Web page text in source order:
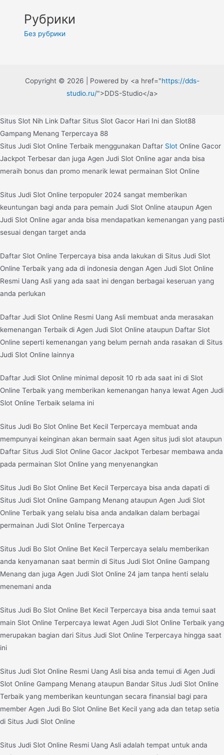
Рубрики
Без рубрики
Copyright © 2026 | Powered by <a href="https://dds-
studio.ru/">DDS-Studio</a>
Situs Slot Nih Link Daftar Situs Slot Gacor Hari Ini dan Slot88
Gampang Menang Terpercaya 88
Situs Judi Slot Online Terbaik menggunakan Daftar Slot Online Gacor
Jackpot Terbesar dan juga Agen Judi Slot Online agar anda bisa
meraih bonus dan promo menarik lewat permainan Slot Online
Situs Judi Slot Online terpopuler 2024 sangat memberikan
keuntungan bagi anda para pemain Judi Slot Online ataupun Agen
Judi Slot Online agar anda bisa mendapatkan kemenangan yang pasti
sesuai dengan target anda
Daftar Slot Online Terpercaya bisa anda lakukan di Situs Judi Slot
Online Terbaik yang ada di indonesia dengan Agen Judi Slot Online
Resmi Uang Asli yang ada saat ini dengan berbagai keseruan yang
anda perlukan
Daftar Judi Slot Online Resmi Uang Asli membuat anda merasakan
kemenangan Terbaik di Agen Judi Slot Online ataupun Daftar Slot
Online seperti kemenangan yang belum pernah anda rasakan di Situs
Judi Slot Online lainnya
Daftar Judi Slot Online minimal deposit 10 rb ada saat ini di Slot
Online Terbaik yang memberikan kemenangan hanya lewat Agen Judi
Slot Online Terbaik selama ini
Situs Judi Bo Slot Online Bet Kecil Terpercaya membuat anda
mempunyai keinginan akan bermain saat Agen situs judi slot ataupun
Daftar Situs Judi Slot Online Gacor Jackpot Terbesar membawa anda
pada permainan Slot Online yang menyenangkan
Situs Judi Bo Slot Online Bet Kecil Terpercaya bisa anda dapati di
Situs Judi Slot Online Gampang Menang ataupun Agen Judi Slot
Online Terbaik yang selalu bisa anda andalkan dalam berbagai
permainan Judi Slot Online Terpercaya
Situs Judi Bo Slot Online Bet Kecil Terpercaya selalu memberikan
anda kenyamanan saat bermin di Situs Judi Slot Online Gampang
Menang dan juga Agen Judi Slot Online 24 jam tanpa henti selalu
menemani anda
Situs Judi Bo Slot Online Bet Kecil Terpercaya bisa anda temui saat
main Slot Online Terpercaya lewat Agen Judi Slot Online Terbaik yang
merupakan bagian dari Situs Judi Slot Online Terpercaya hingga saat
ini
Situs Judi Slot Online Resmi Uang Asli bisa anda temui di Agen Judi
Slot Online Gampang Menang ataupun Bandar Situs Judi Slot Online
Terbaik yang memberikan keuntungan secara finansial bagi para
member Agen Judi Bo Slot Online Bet Kecil yang ada dan tetap setia
di Situs Judi Slot Online
Situs Judi Slot Online Resmi Uang Asli adalah tempat untuk anda